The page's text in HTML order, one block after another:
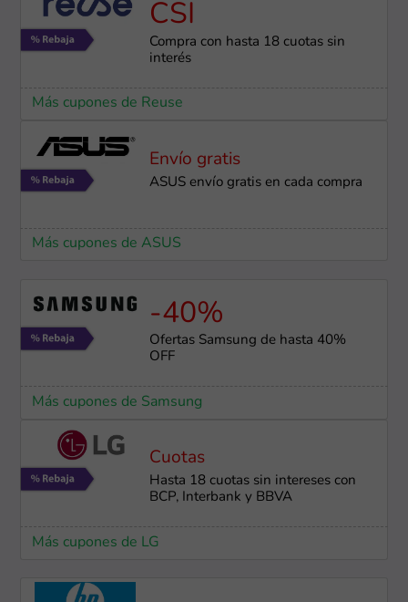
CSI
Compra con hasta 18 cuotas sin
interés
Más cupones de Reuse
Envío gratis
ASUS envío gratis en cada compra
Más cupones de ASUS
-40%
Ofertas Samsung de hasta 40%
OFF
Más cupones de Samsung
Cuotas
Hasta 18 cuotas sin intereses con
BCP, Interbank y BBVA
Más cupones de LG